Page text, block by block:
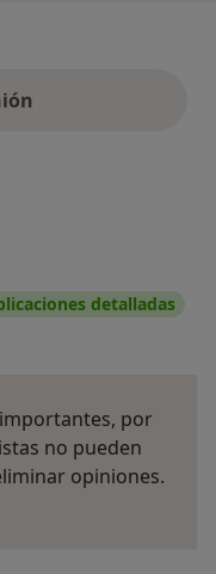
detalladas
por
no pueden
opiniones.